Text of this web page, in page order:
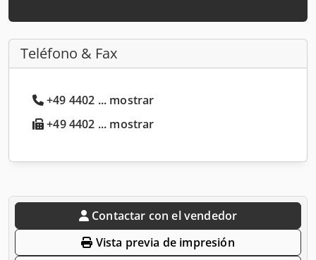
Teléfono & Fax
+49 4402 ... mostrar
+49 4402 ... mostrar
Contactar con el vendedor
Vista previa de impresión